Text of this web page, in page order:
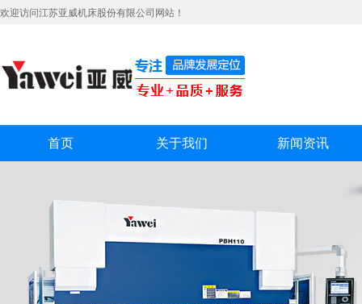
欢迎访问江苏亚威机床股份有限公司网站！
首页 关于我们 新闻资讯